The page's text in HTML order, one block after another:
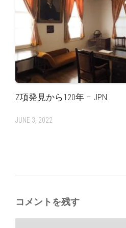
Z項発見から120年 – JPN
JUNE 3, 2022
コメントを残す